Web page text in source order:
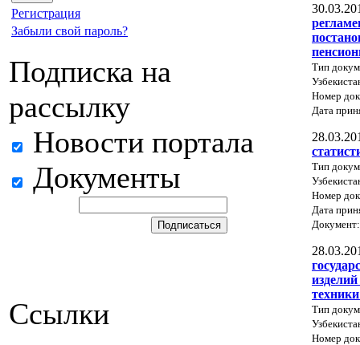
Регистрация
Забыли свой пароль?
Подписка на
рассылку
Новости портала
Документы
Ссылки
Тип
Номер
Дата
Тип
Номер
Дата
Тип
Номер